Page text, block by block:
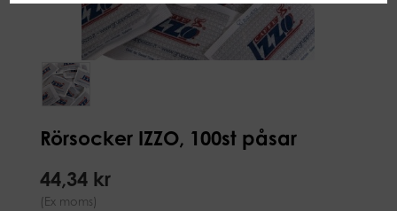
Rörsocker IZZO, 100st påsar
44,34 kr
(Ex moms)